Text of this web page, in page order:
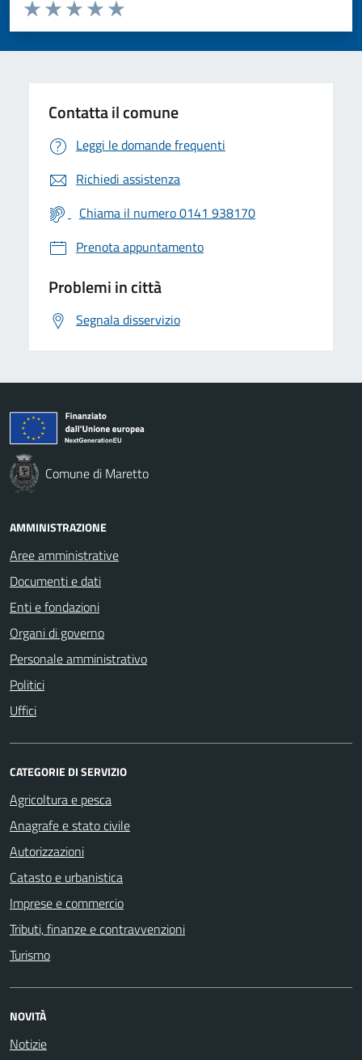
Valuta da 1 a 5 stelle la pagina
Valuta 5 stelle su 5
Valuta 4 stelle su 5
Valuta 3 stelle su 5
Valuta 2 stelle su 5
Valuta 1 stelle su 5
Contatta il comune
Leggi le domande frequenti
Richiedi assistenza
Chiama il numero 0141 938170
Prenota appuntamento
Problemi in città
Segnala disservizio
Comune di Maretto
AMMINISTRAZIONE
Aree amministrative
Documenti e dati
Enti e fondazioni
Organi di governo
Personale amministrativo
Politici
Uffici
CATEGORIE DI SERVIZIO
Agricoltura e pesca
Anagrafe e stato civile
Autorizzazioni
Catasto e urbanistica
Imprese e commercio
Tributi, finanze e contravvenzioni
Turismo
NOVITÀ
Notizie